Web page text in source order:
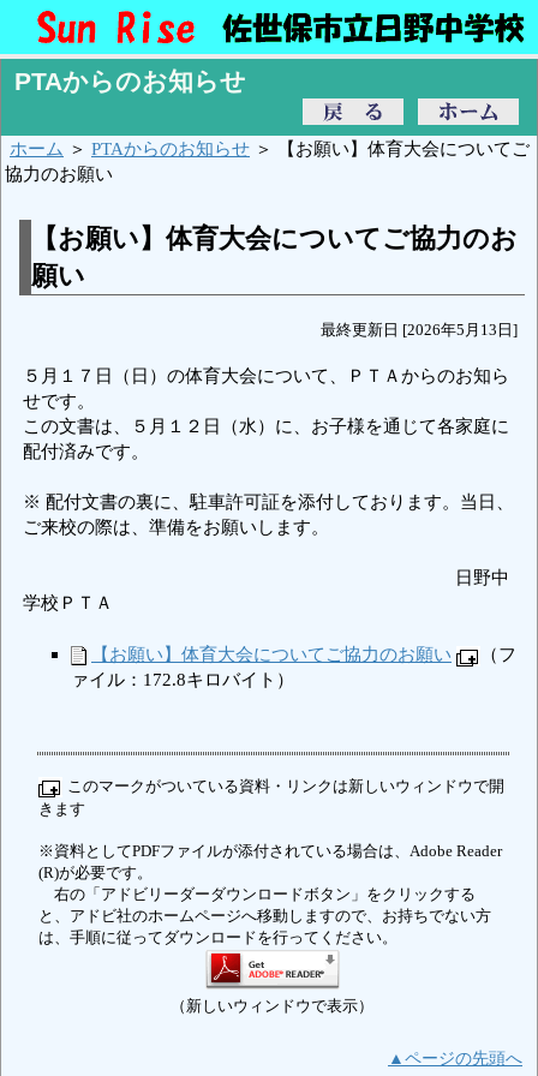
PTAからのお知らせ
ホーム ＞ PTAからのお知らせ ＞ 【お願い】体育大会についてご
協力のお願い
【お願い】体育大会についてご協力のお
願い
最終更新日 [2026年5月13日]
５月１７日（日）の体育大会について、ＰＴＡからのお知ら
せです。
この文書は、５月１２日（水）に、お子様を通じて各家庭に
配付済みです。
※ 配付文書の裏に、駐車許可証を添付しております。当日、
ご来校の際は、準備をお願いします。
日野中
学校ＰＴＡ
【お願い】体育大会についてご協力のお願い
（フ
ァイル：172.8キロバイト）
このマークがついている資料・リンクは新しいウィンドウで開
きます
※資料としてPDFファイルが添付されている場合は、Adobe Reader
(R)が必要です。
右の「アドビリーダーダウンロードボタン」をクリックする
と、アドビ社のホームページへ移動しますので、お持ちでない方
は、手順に従ってダウンロードを行ってください。
（新しいウィンドウで表示）
▲ページの先頭へ